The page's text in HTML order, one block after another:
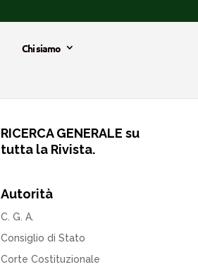
Chi siamo
RICERCA GENERALE su
tutta la Rivista.
Autorità
C. G. A.
Consiglio di Stato
Corte Costituzionale